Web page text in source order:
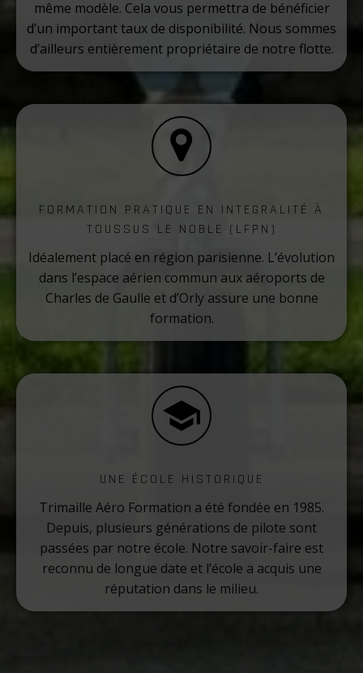
même modèle. Cela vous permettra de bénéficier
d’un important taux de disponibilité. Nous sommes
d’ailleurs entièrement propriétaire de notre flotte.
FORMATION PRATIQUE EN INTEGRALITÉ À
TOUSSUS LE NOBLE (LFPN)
Idéalement placé en région parisienne. L’évolution
dans l’espace aérien commun aux aéroports de
Charles de Gaulle et d’Orly assure une bonne
formation.
UNE ÉCOLE HISTORIQUE
Trimaille Aéro Formation a été fondée en 1985.
Depuis, plusieurs générations de pilote sont
passées par notre école. Notre savoir-faire est
reconnu de longue date et l’école a acquis une
réputation dans le milieu.